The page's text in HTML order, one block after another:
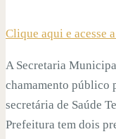
Clique aqui e acesse
A Secretaria
chamamento público
secretária de Saúde
Prefeitura tem dois